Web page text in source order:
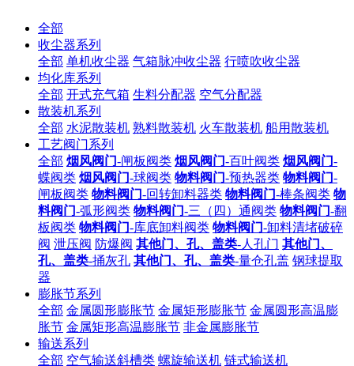
全部
收尘器系列
全部 单机收尘器 气箱脉冲收尘器 行喷吹收尘器
均化库系列
全部 开式充气箱 生料分配器 空气分配器
散装机系列
全部 水泥散装机 熟料散装机 火车散装机 船用散装机
工艺阀门系列
全部 烟风阀门-闸板阀类 烟风阀门-百叶阀类 烟风阀门-
蝶阀类 烟风阀门-球阀类 物料阀门-预热器类 物料阀门-
闸板阀类 物料阀门-回转卸料器类 物料阀门-棒条阀类 物
料阀门-弧形阀类 物料阀门-三（四）通阀类 物料阀门-翻
板阀类 物料阀门-库底卸料阀类 物料阀门-卸料清堵破碎
阀 泄压阀 防爆阀 其他门、孔、盖类-人孔门 其他门、
孔、盖类-捅灰孔 其他门、孔、盖类-量仓孔盖 钢球提取
器
膨胀节系列
全部 金属圆形膨胀节 金属矩形膨胀节 金属圆形高温膨
胀节 金属矩形高温膨胀节 非金属膨胀节
输送系列
全部 空气输送斜槽类 螺旋输送机 链式输送机